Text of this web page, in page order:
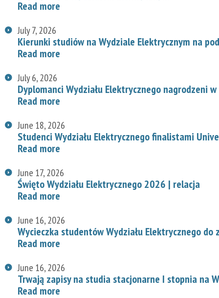
Read more
July 7, 2026
Kierunki studiów na Wydziale Elektrycznym na
Read more
July 6, 2026
Dyplomanci Wydziału Elektrycznego nagrodzeni
Read more
June 18, 2026
Studenci Wydziału Elektrycznego finalistami
Read more
June 17, 2026
Święto Wydziału Elektrycznego 2026 | relacja
Read more
June 16, 2026
Wycieczka studentów Wydziału Elektrycznego
Read more
June 16, 2026
Trwają zapisy na studia stacjonarne I stopnia na
Read more